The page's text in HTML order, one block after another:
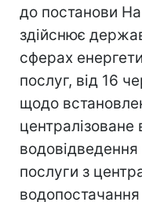
до постанови
здійснює
сферах
послуг, від 16
щодо
централізоване
послуги з